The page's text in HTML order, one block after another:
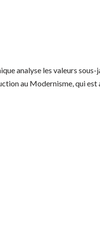
analyse les valeurs
au Modernisme, qui